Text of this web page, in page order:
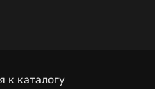
к каталогу